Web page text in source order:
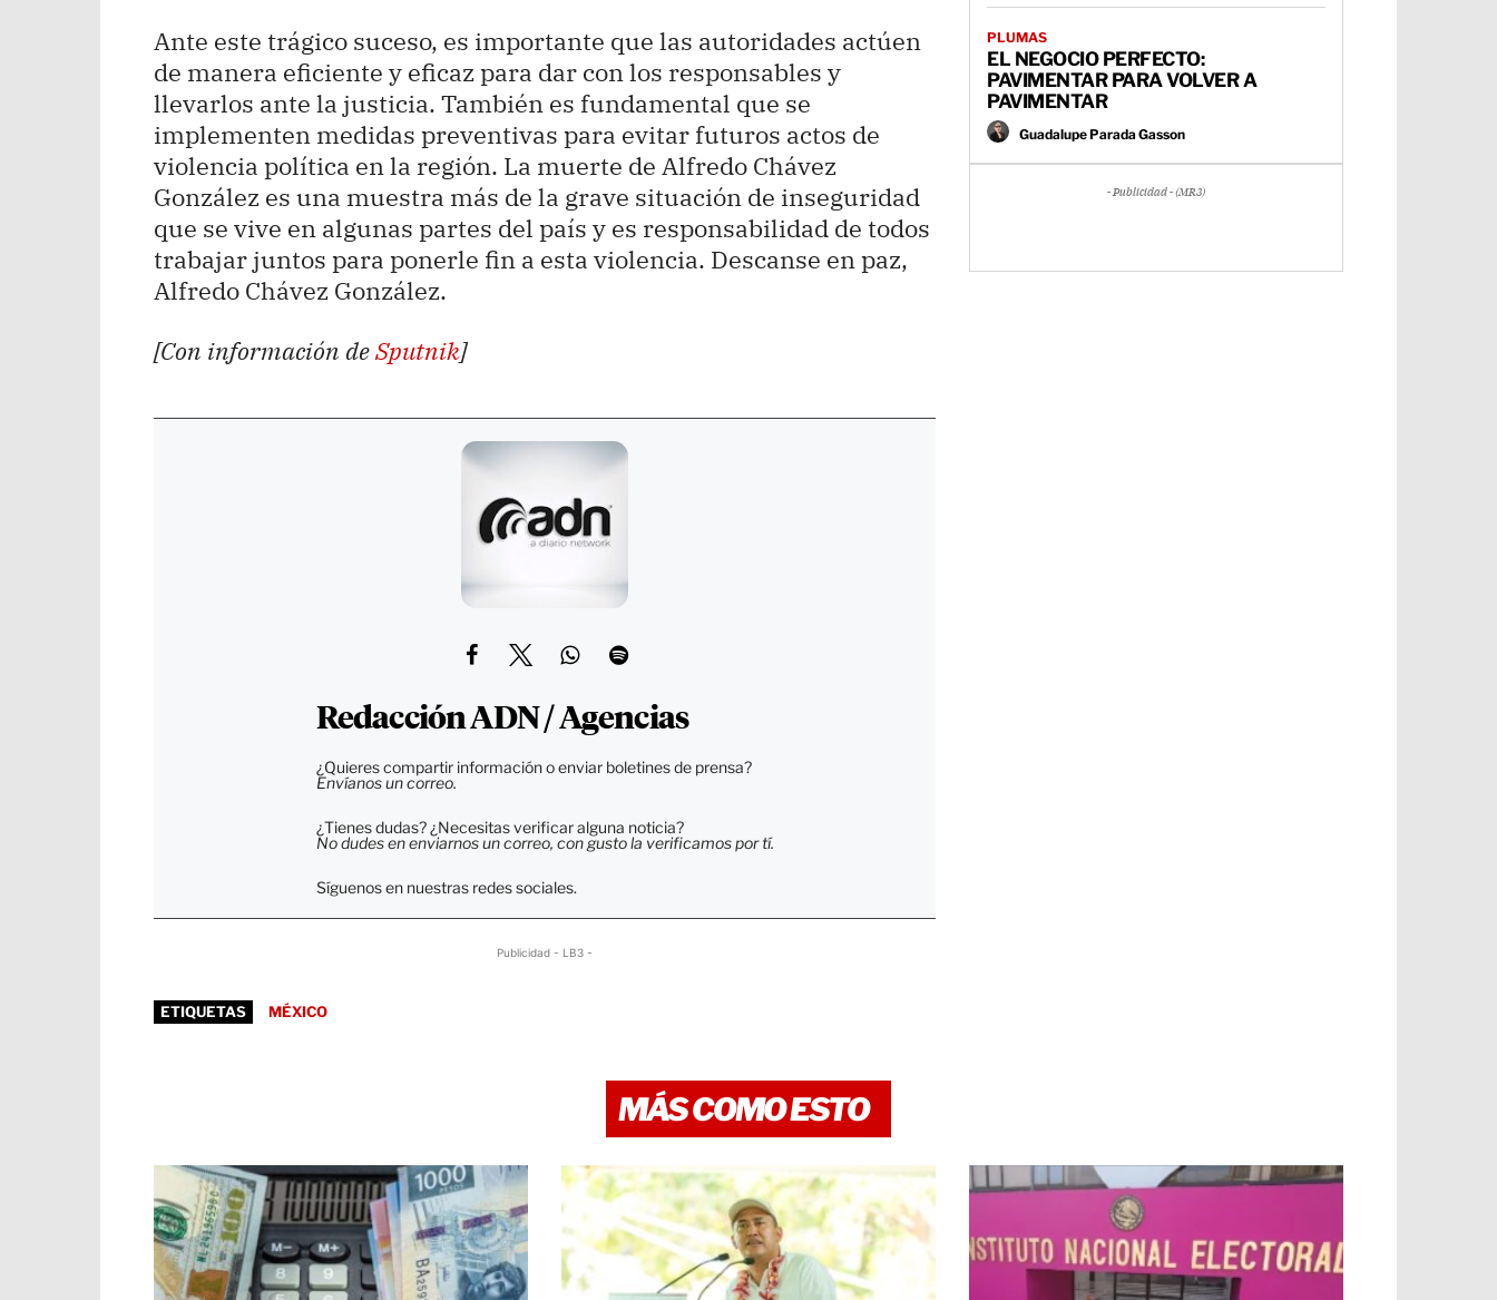
Ante este trágico suceso, es importante que las autoridades actúen
de manera eficiente y eficaz para dar con los responsables y
llevarlos ante la justicia. También es fundamental que se
implementen medidas preventivas para evitar futuros actos de
violencia política en la región. La muerte de Alfredo Chávez
González es una muestra más de la grave situación de inseguridad
que se vive en algunas partes del país y es responsabilidad de todos
trabajar juntos para ponerle fin a esta violencia. Descanse en paz,
Alfredo Chávez González.
[Con información deSputnik]
Redacción ADN / Agencias
¿Quieres compartir información o enviar boletines de prensa?
Envíanos un correo.
¿Tienes dudas? ¿Necesitas verificar alguna noticia?
No dudes en enviarnos un correo, con gusto la verificamos por tí.
Síguenos en nuestras redes sociales.
Publicidad - LB3 -
ETIQUETAS MÉXICO
PLUMAS
EL NEGOCIO PERFECTO:
PAVIMENTAR PARA VOLVER A
PAVIMENTAR
Guadalupe Parada Gasson
- Publicidad - (MR3)
MÁS COMO ESTO